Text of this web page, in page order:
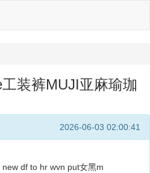
装裤MUJI亚麻瑜珈
2026-06-03 02:00:41
df to hr wvn put女黑m